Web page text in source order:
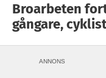
Broarbeten
gångare,
ANNONS